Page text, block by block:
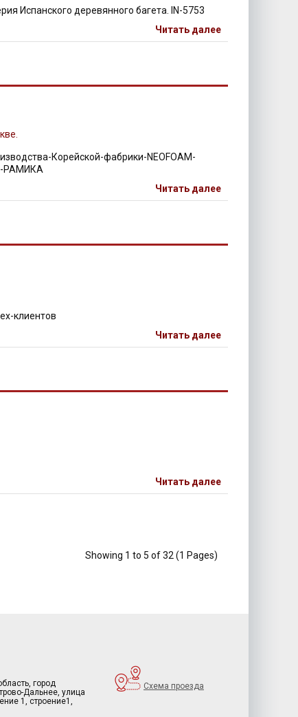
Испанского деревянного багета. IN-5753
Читать далее
Корейской-фабрики-NEOFOAM-
РАМИКА
Читать далее
клиентов
Читать далее
Читать далее
Showing 1 to 5 of 32 (1 Pages)
город
Дальнее, улица
1, строение1,
Схема проезда